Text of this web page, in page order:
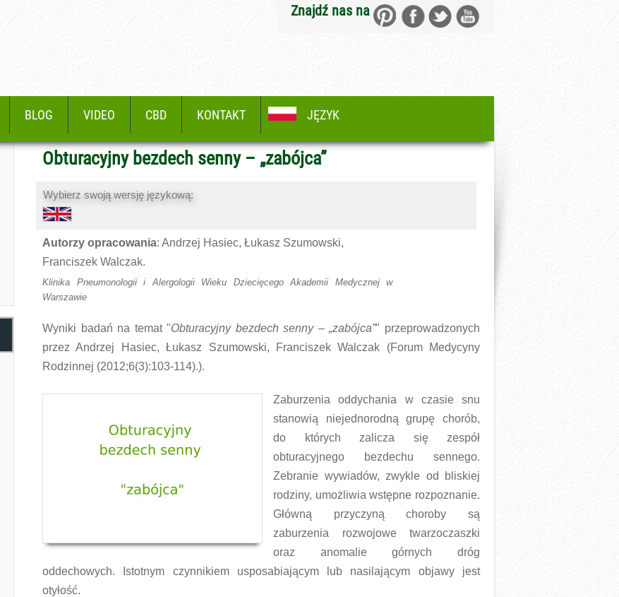
Znajdź nas na
BLOG VIDEO CBD KONTAKT JĘZYK
Obturacyjny bezdech senny – „zabójca”
Wybierz swoją wersję językową:
Autorzy opracowania: Andrzej Hasiec, Łukasz Szumowski,
Franciszek Walczak.
Klinika Pneumonologii i Alergologii Wieku Dziecięcego Akademii Medycznej w
Warszawie
Wyniki badań na temat "Obturacyjny bezdech senny – „zabójca”" przeprowadzonych
przez Andrzej Hasiec, Łukasz Szumowski, Franciszek Walczak (Forum Medycyny
Rodzinnej (2012;6(3):103-114).).
Zaburzenia oddychania w czasie snu
stanowią niejednorodną grupę chorób,
do których zalicza się zespół
obturacyjnego bezdechu sennego.
Zebranie wywiadów, zwykle od bliskiej
rodziny, umożliwia wstępne rozpoznanie.
Główną przyczyną choroby są
zaburzenia rozwojowe twarzoczaszki
oraz anomalie górnych dróg
oddechowych. Istotnym czynnikiem usposabiającym lub nasilającym objawy jest
otyłość.